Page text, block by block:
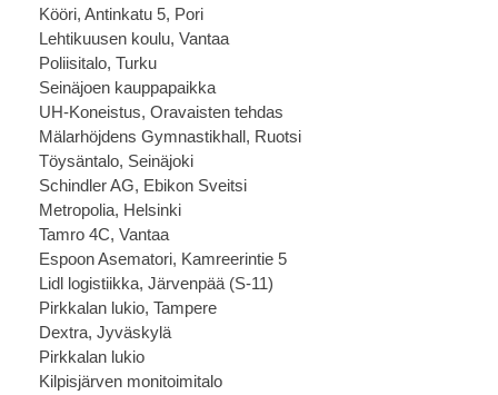
Kööri, Antinkatu 5, Pori
Lehtikuusen koulu, Vantaa
Poliisitalo, Turku
Seinäjoen kauppapaikka
UH-Koneistus, Oravaisten tehdas
Mälarhöjdens Gymnastikhall, Ruotsi
Töysäntalo, Seinäjoki
Schindler AG, Ebikon Sveitsi
Metropolia, Helsinki
Tamro 4C, Vantaa
Espoon Asematori, Kamreerintie 5
Lidl logistiikka, Järvenpää (S-11)
Pirkkalan lukio, Tampere
Dextra, Jyväskylä
Pirkkalan lukio
Kilpisjärven monitoimitalo